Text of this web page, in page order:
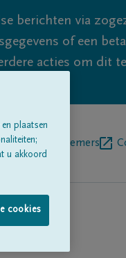
berichten via
of een
acties om dit
plaatsen
u akkoord
cookies